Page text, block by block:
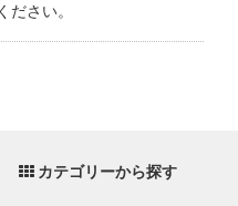
さい。
カテゴリーから探す